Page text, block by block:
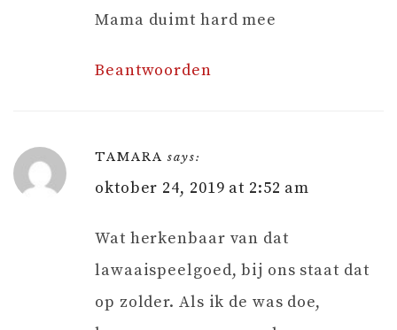
Mama duimt hard mee
Beantwoorden
TAMARA says:
oktober 24, 2019 at 2:52 am
Wat herkenbaar van dat
lawaaispeelgoed, bij ons staat dat
op zolder. Als ik de was doe,